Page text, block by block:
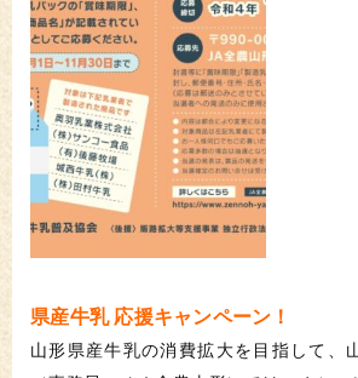
県産牛乳 応援キャンペーン！
山形県産牛乳の消費拡大を目指して、